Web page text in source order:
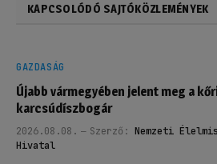
KAPCSOLÓDÓ SAJTÓKÖZLEMÉNYEK
GAZDASÁG
Újabb vármegyében jelent meg a
karcsúdíszbogár
2026.08.08. Szerző: Nemzeti
Hivatal